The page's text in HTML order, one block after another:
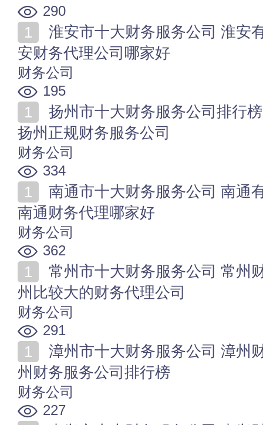
290
安财务代理公司哪家好
财务公司
195
扬州正规财务服务公司
财务公司
334
南通财务代理哪家好
财务公司
362
州比较大的财务代理公司
财务公司
291
州财务服务公司排行榜
财务公司
227